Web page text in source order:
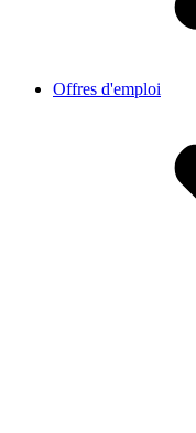
Offres d'emploi